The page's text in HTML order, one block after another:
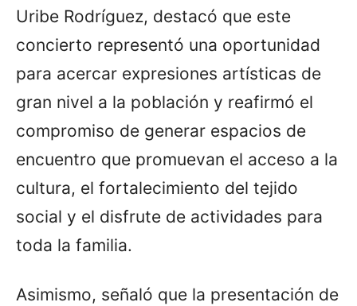
Uribe Rodríguez, destacó que este
concierto representó una oportunidad
para acercar expresiones artísticas de
gran nivel a la población y reafirmó el
compromiso de generar espacios de
encuentro que promuevan el acceso a la
cultura, el fortalecimiento del tejido
social y el disfrute de actividades para
toda la familia.
Asimismo, señaló que la presentación de